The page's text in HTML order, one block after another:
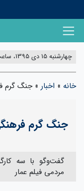
چهارشنبه 15 دی 1395، ساعت 11:58
خانه » اخبار »جنگ گرم
جنگ گرم
گفت‌وگو با سه
مردمی فیلم عمار